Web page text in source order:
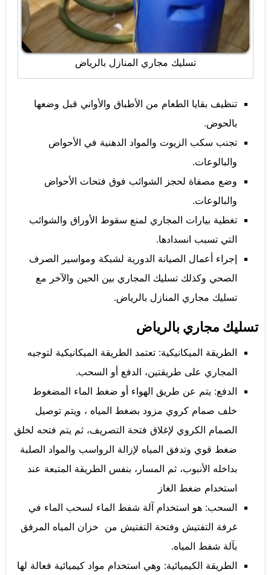
تسليك مجاري المنازل بالرياض
تنظيف بقايا الطعام من الأطباق والأواني قبل وضعها
بالحوض.
تجنب سكب الزيوت والمواد الدهنية في الأحواض
والبالوعات.
وضع مصفاة لحجز الشوائب فوق فتحات الأحواض
والبالوعات.
تغطية بيارات المجاري لمنع سقوط الأوراق والشوائب
التي تسبب انسدادها.
إجراء أعمال الصيانة الدورية لشبكة ومواسير الصرف
الصحي وكذلك تسليك المجاري بين الحين والآخر مع
تسليك مجاري المنازل بالرياض.
تسليك مجاري بالرياض
الطريقة الميكانيكية: تعتمد الطريقة الميكانيكية لتوجيه
المجاري على طريقتين، الدفع أو السحب.
الدفع: يتم عن طريق الهواء أو ضغط الماء المضغوط
خلف صمام كروي مزود بضغط المياه ، ويتم توصيل
الصمام الكروي لإغلاق فتحة التصريف، ثم يتم فتحه لخلق
ضغط قوي وتدفق المياه لإزالة الرواسب والمواد الصلبة
بداخله الأنبوب، ثم المسار، بنفس الطريقة المتبعة عند
استخدام ضغط الغاز
السحب: هو استخدام آلة شفط الماء لسحب الماء في
غرفة التفتيش وفتحة التفتيش من خزان المياه المرفق
بآلة شفط المياه.
الطريقة الكيميائية: وهي استخدام مواد كيميائية فعالة لها